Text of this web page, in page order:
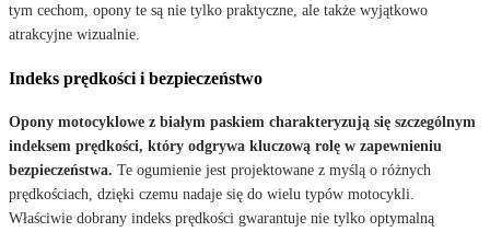
tym cechom, opony te są nie tylko praktyczne, ale także wyjątkowo
atrakcyjne wizualnie.
Indeks prędkości i bezpieczeństwo
Opony motocyklowe z białym paskiem charakteryzują się szczególnym
indeksem prędkości, który odgrywa kluczową rolę w zapewnieniu
bezpieczeństwa. Te ogumienie jest projektowane z myślą o różnych
prędkościach, dzięki czemu nadaje się do wielu typów motocykli.
Właściwie dobrany indeks prędkości gwarantuje nie tylko optymalną